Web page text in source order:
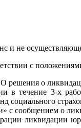
не
с
решения о
в течение 3-х
социального
с сообщением о
ликвидации